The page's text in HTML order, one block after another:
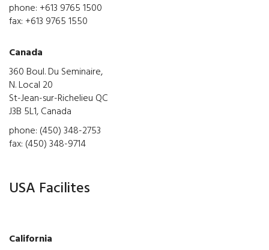
phone: +613 9765 1500
fax: +613 9765 1550
Canada
360 Boul. Du Seminaire,
N. Local 20
St-Jean-sur-Richelieu QC
J3B 5L1, Canada
phone: (450) 348-2753
fax: (450) 348-9714
USA Facilites
California